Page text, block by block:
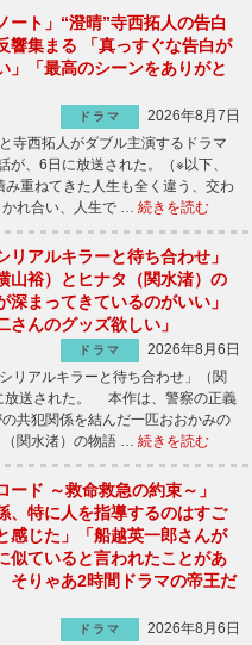
ート」“澄晴”寺西拓人の告白
響集まる 「真っすぐな告白が
」「最高のシーンをありがと
ドラマ
2026年8月7日
寺西拓人がダブル主演するドラマ
が、6日に放送された。（※以下、
重ねてきた人生も全く違う、交わ
れ合い、人生で … 続きを読む
リアルキラーと待ち合わせ」
山裕）とヒナタ（関水渚）の
深まってきているのがいい」
さんのグッズ欲しい」
ドラマ
2026年8月6日
リアルキラーと待ち合わせ」（関
放送された。 本作は、警察の正義
共犯関係を結んだ一匹おおかみの
関水渚）の物語 … 続きを読む
ード ～救命救急の約束～」
、特に人を指導するのはすご
感じた」「船越英一郎さんが
似ていると言われたことがあ
そりゃあ2時間ドラマの帝王だ
ドラマ
2026年8月6日